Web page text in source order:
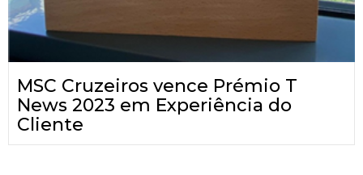
MSC Cruzeiros vence Prémio T
News 2023 em Experiência do
Cliente